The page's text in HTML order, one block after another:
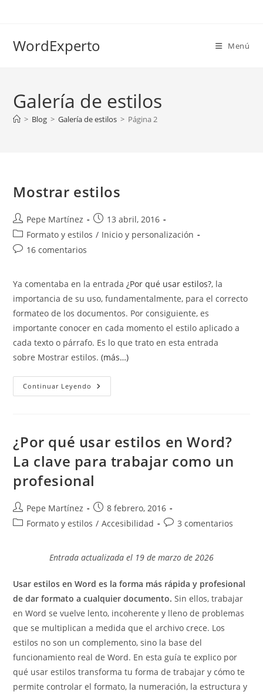
WordExperto Menú
Galería de estilos
> Blog > Galería de estilos > Página 2
Mostrar estilos
Autor
de
la
entrada:
Pepe Martínez
Publicación
de
13 abril, 2016
Categoría
de
Formato y estilos / Inicio y personalización
Comentarios
entrada:
16 comentarios
Ya comentaba en la entrada¿Por qué usar estilos?, la
importancia de su uso, fundamentalmente, para el correcto
formateo de los documentos. Por consiguiente, es
importante conocer en cada momento el estilo aplicado a
cada texto o párrafo. Es lo que trato en esta entrada
sobre Mostrar estilos.(más…)
Continuar Leyendo Mostrar
Estilos
¿Por qué usar estilos en Word?
La clave para trabajar como un
profesional
Autor
de
Pepe Martínez
Publicación
de
8 febrero, 2016
Categoría
Formato y estilos / Accesibilidad
Comentarios
entrada:
3 comentarios
Entrada actualizada el 19 de marzo de 2026
Usar estilos en Word es la forma más rápida y profesional
de dar formato a cualquier documento. Sin ellos, trabajar
en Word se vuelve lento, incoherente y lleno de problemas
que se multiplican a medida que el archivo crece. Los
estilos no son un complemento, sino la base del
funcionamiento real de Word. En esta guía te explico por
qué usar estilos transforma tu forma de trabajar y cómo te
permite controlar el formato, la numeración, la estructura y